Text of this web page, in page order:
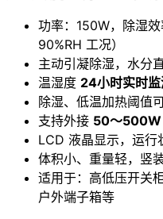
功率：150W，除湿
90%RH 工况）
主动引凝除湿，水分
温湿度 24小时实时监
除湿、低温加热阈值
支持外接 50～500W
LCD 液晶显示，运行
体积小、重量轻，竖
适用于：高低压开关
户外端子箱等